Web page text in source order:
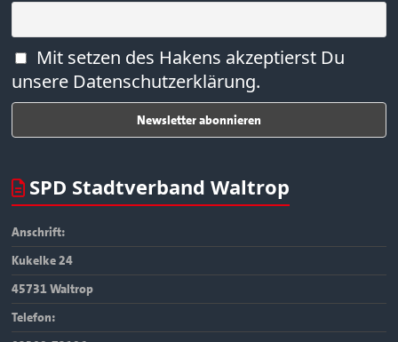
Mit setzen des Hakens akzeptierst Du
unsere Datenschutzerklärung.
SPD Stadtverband Waltrop
Anschrift:
Kukelke 24
45731 Waltrop
Telefon: